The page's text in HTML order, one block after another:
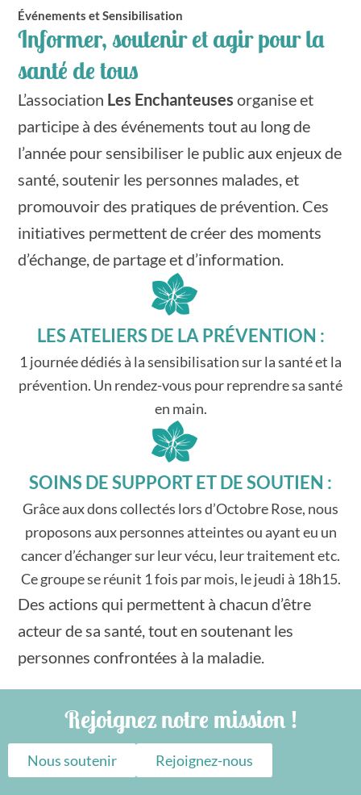
Événements et Sensibilisation
Informer, soutenir et agir pour la
santé de tous
L’association Les Enchanteuses organise et
participe à des événements tout au long de
l’année pour sensibiliser le public aux enjeux de
santé, soutenir les personnes malades, et
promouvoir des pratiques de prévention. Ces
initiatives permettent de créer des moments
d’échange, de partage et d’information.
LES ATELIERS DE LA PRÉVENTION :
1 journée dédiés à la sensibilisation sur la santé et la
prévention. Un rendez-vous pour reprendre sa santé
en main.
SOINS DE SUPPORT ET DE SOUTIEN :
Grâce aux dons collectés lors d’Octobre Rose, nous
proposons aux personnes atteintes ou ayant eu un
cancer d’échanger sur leur vécu, leur traitement etc.
Ce groupe se réunit 1 fois par mois, le jeudi à 18h15.
Des actions qui permettent à chacun d’être
acteur de sa santé, tout en soutenant les
personnes confrontées à la maladie.
Rejoignez notre mission !
Nous soutenir Rejoignez-nous